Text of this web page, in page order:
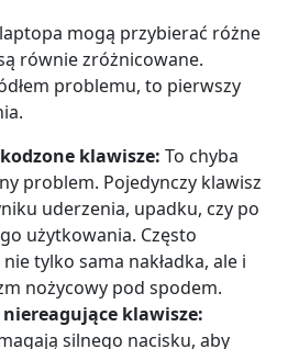
mogą przybierać różne
równie zróżnicowane.
problemu, to pierwszy
klawisze: To chyba
problem. Pojedynczy klawisz
uderzenia, upadku, czy po
użytkowania. Często
tylko sama nakładka, ale i
nożycowy pod spodem.
klawisze:
silnego nacisku, aby